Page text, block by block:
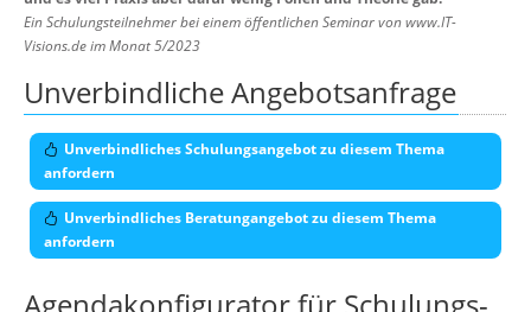
Ein Schulungsteilnehmer bei einem öffentlichen Seminar von www.IT-
Visions.de im Monat 5/2023
Unverbindliche Angebotsanfrage
Unverbindliches Schulungsangebot zu diesem Thema
anfordern
Unverbindliches Beratungangebot zu diesem Thema
anfordern